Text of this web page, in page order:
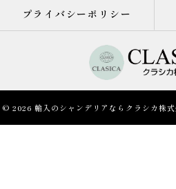
プライバシーポリシー
© 2026 輸入のシャンデリアならクラシカ株